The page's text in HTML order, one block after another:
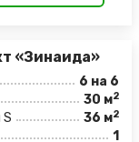
«Зинаида»
6 на 6
30 м2
S 36 м2
1